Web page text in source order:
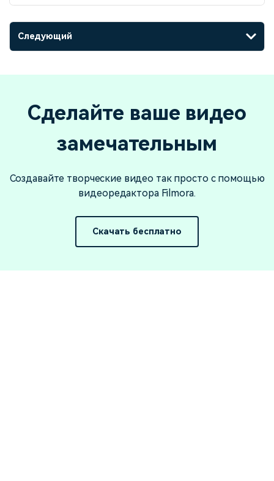
Следующий
Сделайте ваше видео
замечательным
Создавайте творческие видео так просто с помощью
видеоредактора Filmora.
Скачать бесплатно